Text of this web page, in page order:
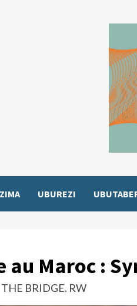
UBUREZI
au Maroc :
THE BRIDGE. RW